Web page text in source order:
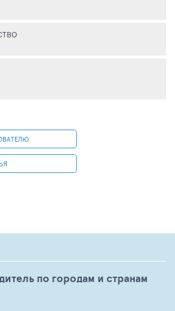
по городам и странам